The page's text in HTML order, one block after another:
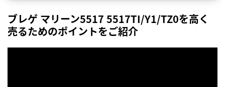
ブレゲ マリーン5517 5517TI/Y1/TZ0を高く
売るためのポイントをご紹介